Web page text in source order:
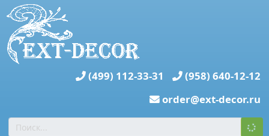
(499) 112-33-31
(958) 640-12-12
order@ext-decor.ru